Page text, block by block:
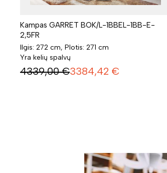
Kampas GARRET BOK/L-1BBEL-1BB-E-
2,5FR
Ilgis: 272 cm, Plotis: 271 cm
Yra kelių spalvų
4339,00 €3384,42 €